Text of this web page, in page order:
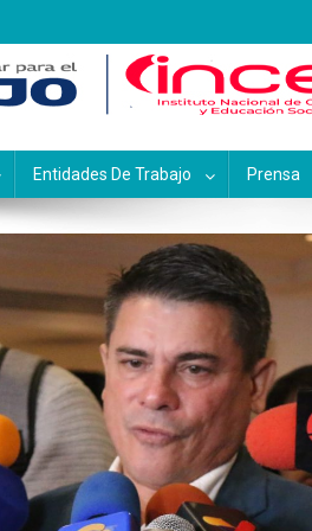
y
Entidades De Trabajo Prensa